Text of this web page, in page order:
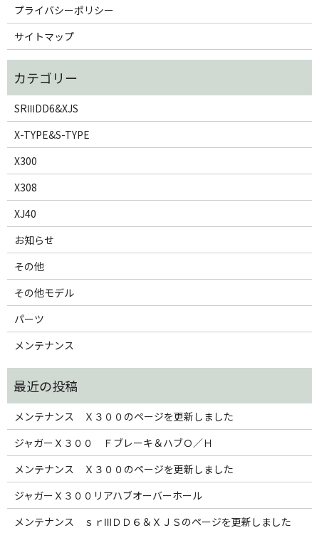
プライバシーポリシー
サイトマップ
SRⅢDD6&XJS
X-TYPE&S-TYPE
X300
X308
XJ40
お知らせ
その他
その他モデル
パーツ
メンテナンス
メンテナンス Ｘ３００のページを更新しました
ジャガーＸ３００ Ｆブレーキ＆ハブＯ／Ｈ
メンテナンス Ｘ３００のページを更新しました
ジャガーＸ３００リアハブオーバーホール
メンテナンス ｓｒⅢＤＤ６＆ＸＪＳのページを更新しました